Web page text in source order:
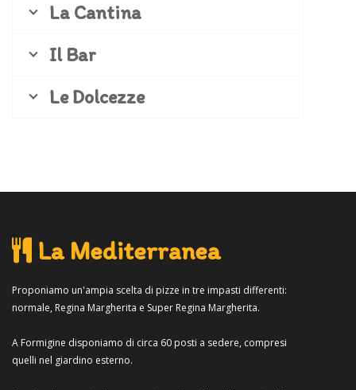
La Cantina
Il Bar
Le Dolcezze
La Mediterranea
Proponiamo un'ampia scelta di pizze in tre impasti differenti:
normale, Regina Margherita e Super Regina Margherita.
A Formigine disponiamo di circa 60 posti a sedere, compresi
quelli nel giardino esterno.